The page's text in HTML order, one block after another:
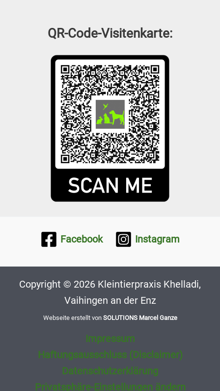
QR-Code-Visitenkarte:
Facebook Instagram
Copyright © 2026 Kleintierpraxis Khelladi,
Vaihingen an der Enz
Webseite erstellt von SOLUTIONS Marcel Ganze
Impressum
Haftungsausschluss (Disclaimer)
Datenschutzerklärung
Privatsphäre-Einstellungen ändern